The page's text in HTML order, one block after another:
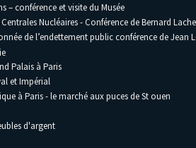
– conférence et visite du Musée
Nucléaires - Conférence de Bernard
de l’endettement public conférence de Jean
Palais à Paris
et Impérial
à Paris - le marché aux puces de St ouen
d'argent